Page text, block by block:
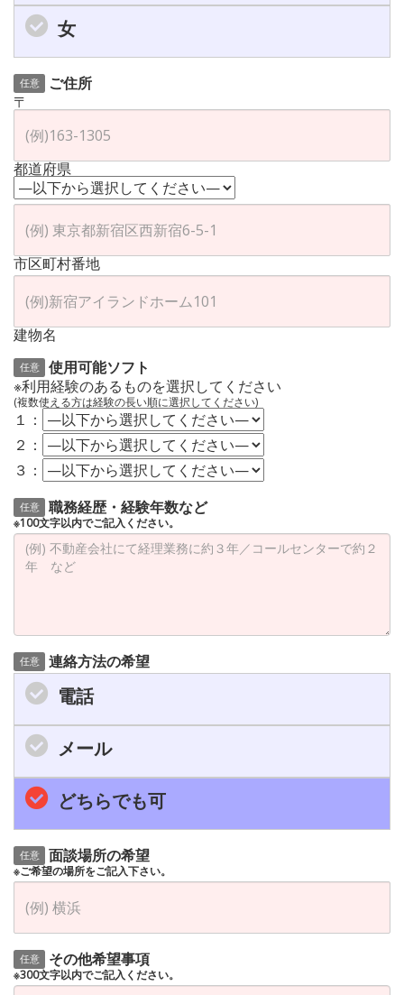
女
任意
ご住所
〒
都道府県
市区町村番地
建物名
任意
使用可能ソフト
※利用経験のあるものを選択してください
(複数使える方は経験の長い順に選択してください)
１：
２：
３：
任意 職務経歴・経験年数など
※100文字以内でご記入ください。
任意 連絡方法の希望
電話
メール
どちらでも可
任意 面談場所の希望
※ご希望の場所をご記入下さい。
任意 その他希望事項
※300文字以内でご記入ください。